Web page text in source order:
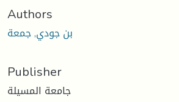
Authors
بن جودي, جمعة
Publisher
جامعة المسيلة